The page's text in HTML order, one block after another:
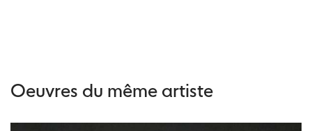
Oeuvres du même artiste